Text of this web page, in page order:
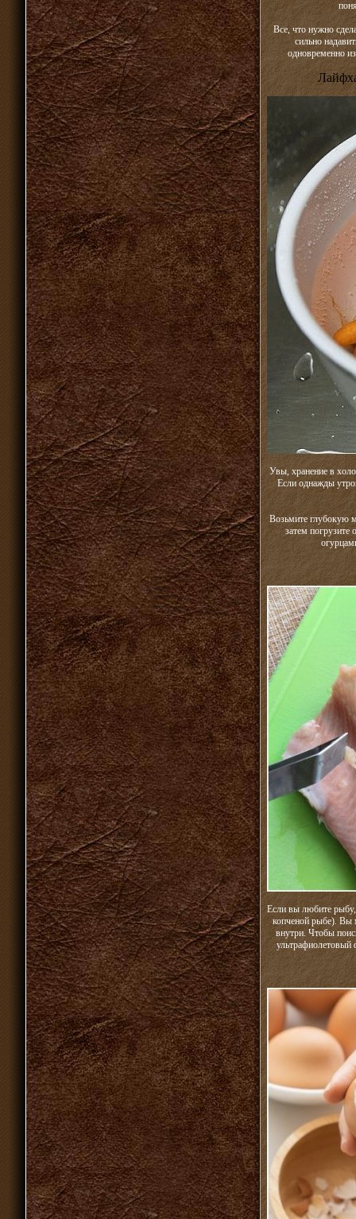
Все, что нужно
сильно
одновременно
Увы, хранение в
Если однажды
Возьмите глубокую
затем
Если вы любите рыбу,
копченой рыбе). Вы
внутри. Чтобы
ультрафиолетовый